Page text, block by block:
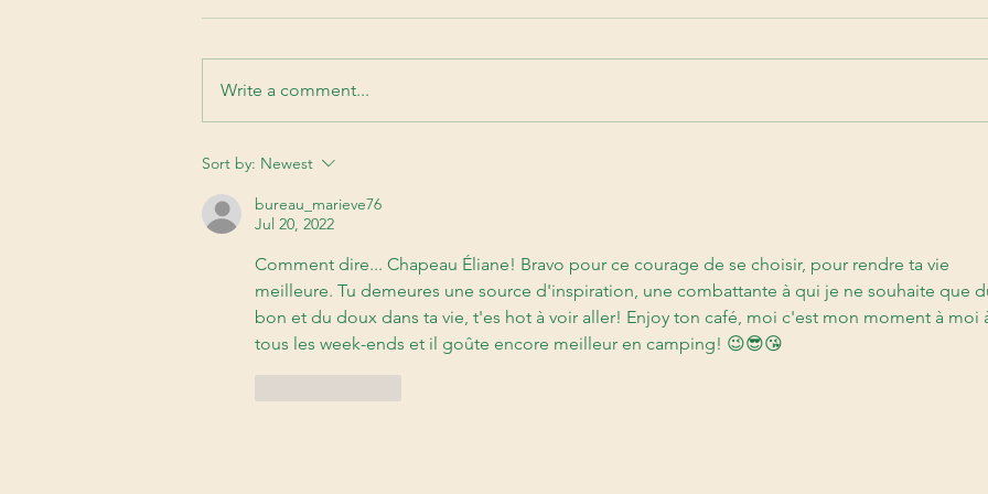
46 ans et fière de croquer
dans la vie même pendant
ma crise de la mi-vie hihi!
Write a comment...
Sort by: Newest
bureau_marieve76
Jul 20, 2022
Comment dire... Chapeau Éliane! Bravo pour ce courage de se choisir, pour rendre ta vie
meilleure. Tu demeures une source d'inspiration, une combattante à qui je ne souhaite que
bon et du doux dans ta vie, t'es hot à voir aller! Enjoy ton café, moi c'est mon moment à moi
tous les week-ends et il goûte encore meilleur en camping! 😉😎😘